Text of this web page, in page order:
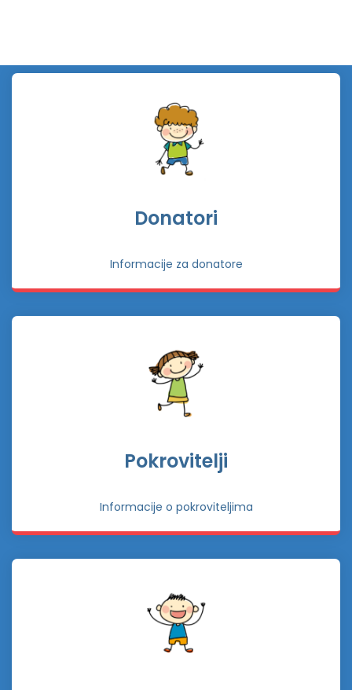
Donatori
Informacije za donatore
Pokrovitelji
Informacije o pokroviteljima